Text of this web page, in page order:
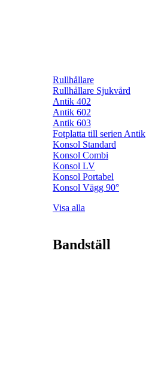
Rullhållare
Rullhållare Sjukvård
Antik 402
Antik 602
Antik 603
Fotplatta till serien Antik
Konsol Standard
Konsol Combi
Konsol LV
Konsol Portabel
Konsol Vägg 90°
Visa alla
Bandställ